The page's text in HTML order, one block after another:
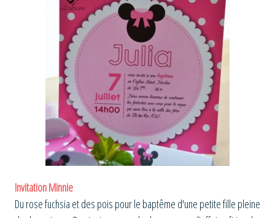
Invitation Minnie
Du rose fuchsia et des pois pour le baptême d'une petite fille pleine